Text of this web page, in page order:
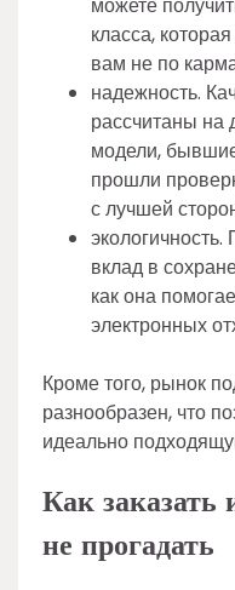
класса,
вам не по
надежность.
рассчитаны на
модели,
прошли
с лучшей
вклад в
как она
электронных
Кроме того, рынок
разнообразен, что
идеально
Как заказать
не прогадать